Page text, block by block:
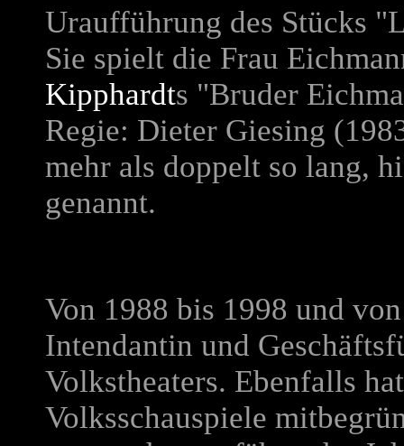
Uraufführung des Stücks
Sie spielt die Frau
Kipphardts "Bruder
Regie: Dieter Giesing
mehr als doppelt so lang,
genannt.
Von 1988 bis 1998 und
Intendantin und
Volkstheaters. Ebenfalls
Volksschauspiele